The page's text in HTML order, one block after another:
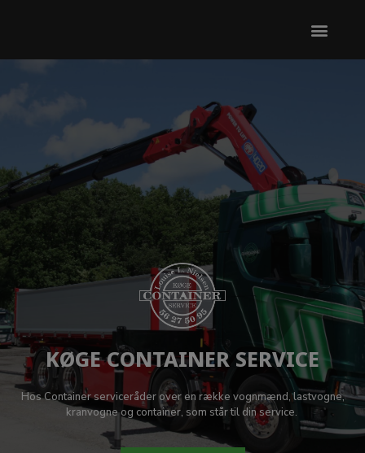
KØGE CONTAINER SERVICE
Hos Container serviceråder over en række vognmænd, lastvogne,
kranvogne og container, som står til din service.